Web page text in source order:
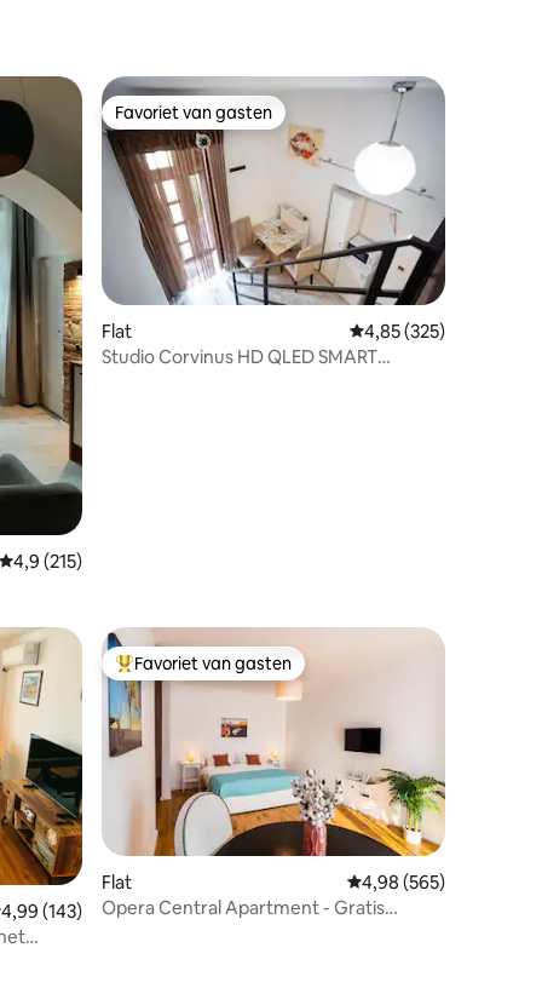
Gemiddelde beoordeling van 4,9 op 5, 215 recensies
4,9 (215)
Favoriet van gasten
Favoriet van gasten
Flat Gemiddelde
4,85 (325)
Studio Corvinus HD QLED SMART
beoordeling van 4,99 op 5, 143 recensies
4,99 (143)
Topfavoriet van gasten
Favoriet van gasten
Flat Gemiddelde
4,98 (565)
Opera Central Apartment - Gratis